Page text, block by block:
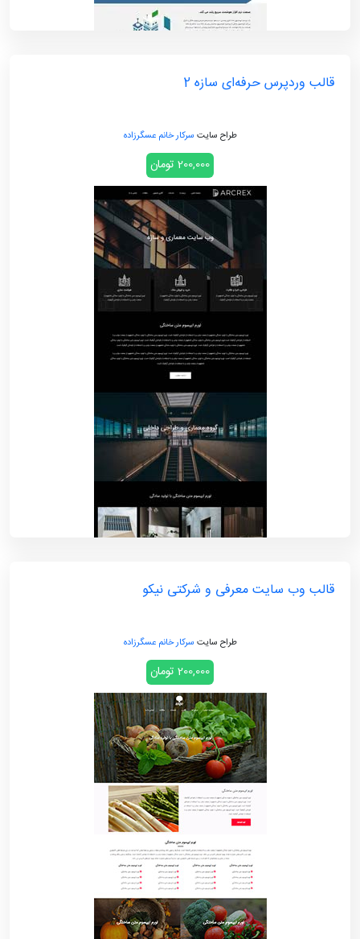
قالب وردپرس حرفه‌ای سازه 2
طراح سایت سرکار خانم عسگرزاده
200,000 تومان
قالب وب سایت معرفی و شرکتی نیکو
طراح سایت سرکار خانم عسگرزاده
200,000 تومان